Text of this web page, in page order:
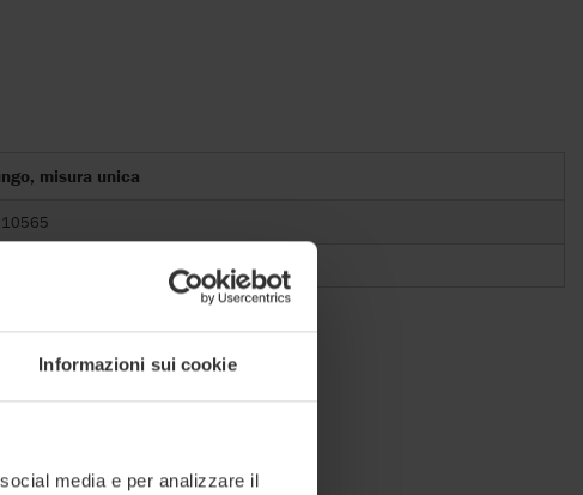
Informazioni sui cookie
media e per analizzare il
misura unica